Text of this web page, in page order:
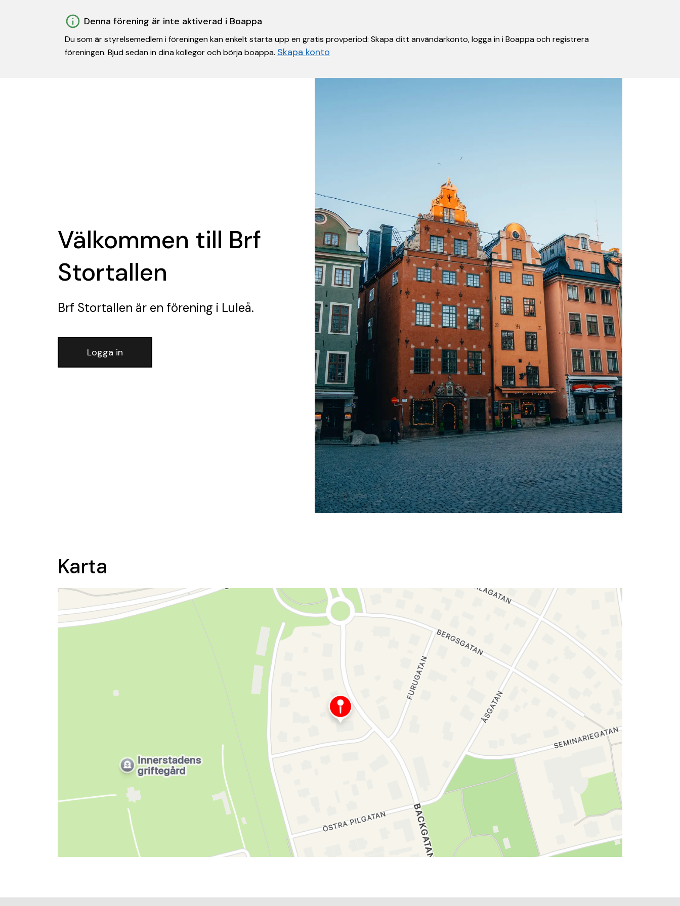
Denna förening är inte aktiverad i Boappa
Du som är styrelsemedlem i föreningen kan enkelt starta upp en gratis provperiod: Skapa ditt användarkonto, logga in i Boappa och registrera
föreningen. Bjud sedan in dina kollegor och börja boappa. Skapa konto
Välkommen till Brf
Stortallen
Brf Stortallen är en förening i Luleå.
Logga in
Karta